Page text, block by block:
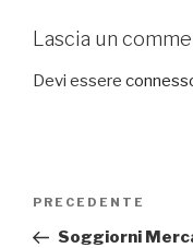
Lascia un
Devi essere
Navigazione
Articolo
precedente:
PRECEDENTE
Soggiorni